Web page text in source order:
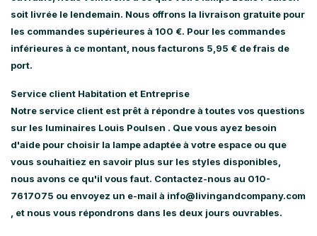
soit livrée le lendemain. Nous offrons la livraison gratuite pour
les commandes supérieures à 100 €. Pour les commandes
inférieures à ce montant, nous facturons 5,95 € de frais de
port.
Service client Habitation et Entreprise
Notre service client est prêt à répondre à toutes vos questions
sur les luminaires Louis Poulsen . Que vous ayez besoin
d'aide pour choisir la lampe adaptée à votre espace ou que
vous souhaitiez en savoir plus sur les styles disponibles,
nous avons ce qu'il vous faut. Contactez-nous au 010-
7617075 ou envoyez un e-mail à info@livingandcompany.com
, et nous vous répondrons dans les deux jours ouvrables.